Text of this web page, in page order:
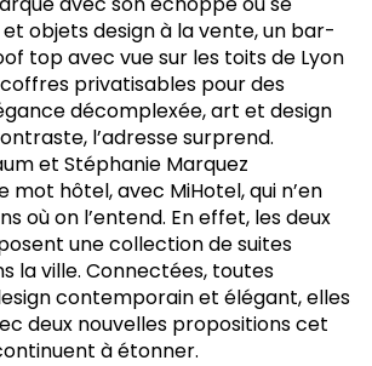
objets design à la vente, un bar-
top avec vue sur les toits de Lyon
privatisables pour des
décomplexée, art et design
l’adresse surprend.
et Stéphanie Marquez
mot hôtel, avec MiHotel, qui n’en
où on l’entend. En effet, les deux
une collection de suites
la ville. Connectées, toutes
contemporain et élégant, elles
deux nouvelles propositions cet
à étonner.